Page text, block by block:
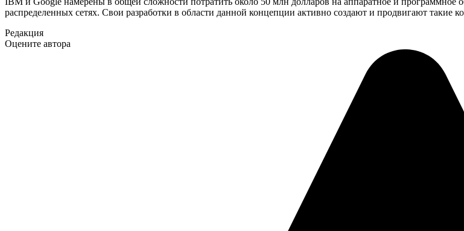
распределенных сетях. Свои разработки в области данной концепции активно создают и продвигают такие
Редакция
Оцените автора